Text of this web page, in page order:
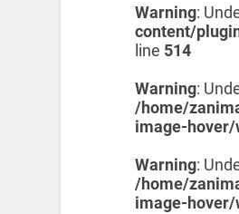
Warning:
content/
line 514
Warning:
/home/
image-hover/
Warning:
/home/
image-hover/